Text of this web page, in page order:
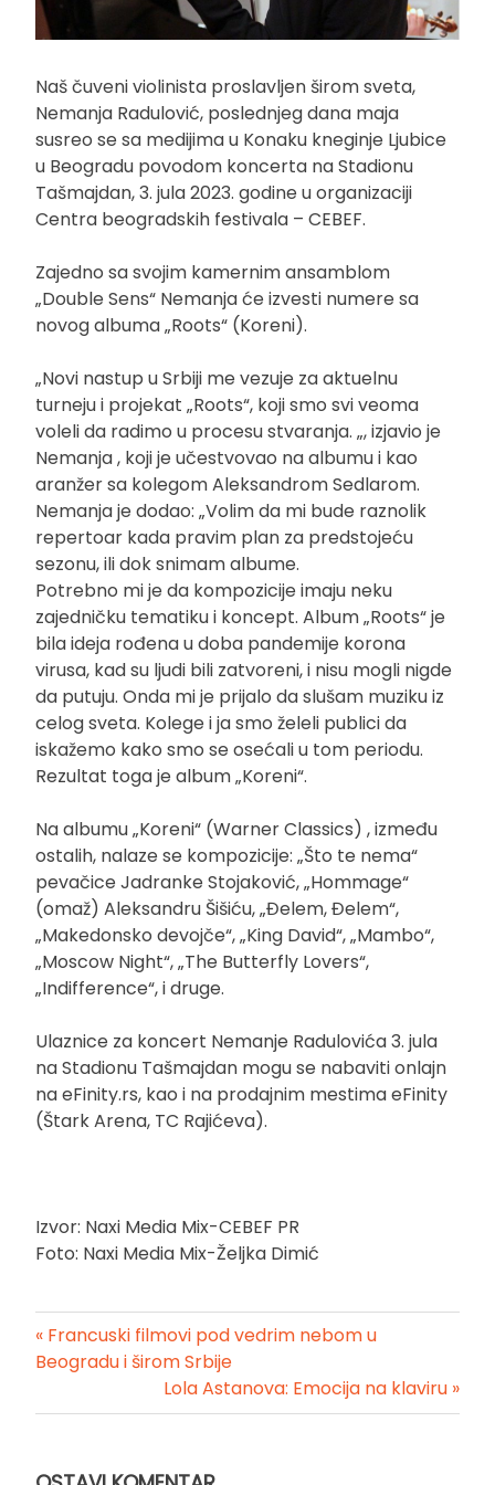
Naš čuveni violinista proslavljen širom sveta,
Nemanja Radulović, poslednjeg dana maja
susreo se sa medijima u Konaku kneginje Ljubice
u Beogradu povodom koncerta na Stadionu
Tašmajdan, 3. jula 2023. godine u organizaciji
Centra beogradskih festivala – CEBEF.
Zajedno sa svojim kamernim ansamblom
„Double Sens“ Nemanja će izvesti numere sa
novog albuma „Roots“ (Koreni).
„Novi nastup u Srbiji me vezuje za aktuelnu
turneju i projekat „Roots“, koji smo svi veoma
voleli da radimo u procesu stvaranja. „, izjavio je
Nemanja , koji je učestvovao na albumu i kao
aranžer sa kolegom Aleksandrom Sedlarom.
Nemanja je dodao: „Volim da mi bude raznolik
repertoar kada pravim plan za predstojeću
sezonu, ili dok snimam albume.
Potrebno mi je da kompozicije imaju neku
zajedničku tematiku i koncept. Album „Roots“ je
bila ideja rođena u doba pandemije korona
virusa, kad su ljudi bili zatvoreni, i nisu mogli nigde
da putuju. Onda mi je prijalo da slušam muziku iz
celog sveta. Kolege i ja smo želeli publici da
iskažemo kako smo se osećali u tom periodu.
Rezultat toga je album „Koreni“.
Na albumu „Koreni“ (Warner Classics) , između
ostalih, nalaze se kompozicije: „Što te nema“
pevačice Jadranke Stojaković, „Hommage“
(omaž) Aleksandru Šišiću, „Đelem, Đelem“,
„Makedonsko devojče“, „King David“, „Mambo“,
„Moscow Night“, „The Butterfly Lovers“,
„Indifference“, i druge.
Ulaznice za koncert Nemanje Radulovića 3. jula
na Stadionu Tašmajdan mogu se nabaviti onlajn
na eFinity.rs, kao i na prodajnim mestima eFinity
(Štark Arena, TC Rajićeva).
Izvor: Naxi Media Mix-CEBEF PR
Foto: Naxi Media Mix-Željka Dimić
Kretanje
članka
« Francuski filmovi pod vedrim nebom u
Beogradu i širom Srbije
Lola Astanova: Emocija na klaviru »